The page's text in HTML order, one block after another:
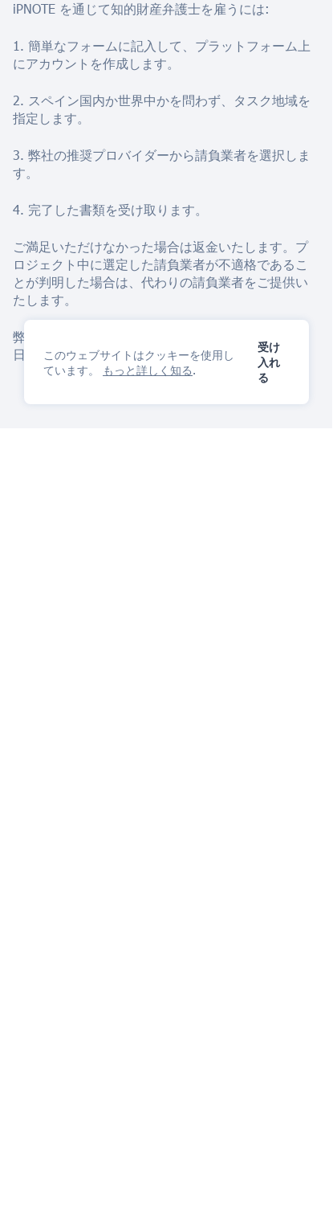
このウェブサイトはクッキーを使用し
ています。
もっと詳しく知る.
受け
入れ
る
iPNOTE を通じて知的財産弁護士を雇うには:
1. 簡単なフォームに記入して、プラットフォーム上
にアカウントを作成します。
2. スペイン国内か世界中かを問わず、タスク地域を
指定します。
3. 弊社の推奨プロバイダーから請負業者を選択しま
す。
4. 完了した書類を受け取ります。
ご満足いただけなかった場合は返金いたします。プ
ロジェクト中に選定した請負業者が不適格であるこ
とが判明した場合は、代わりの請負業者をご提供い
たします。
弊社の保護の旅を始めましょう
日！